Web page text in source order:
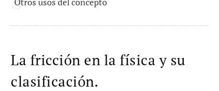
La fricción en la física y su
clasificación.